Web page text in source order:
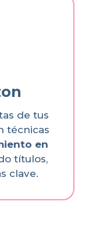
de tus
técnicas
en
títulos,
clave.